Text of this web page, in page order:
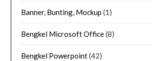
Banner, Bunting, Mockup (1)
Bengkel Microsoft Office(8)
Bengkel Powerpoint(42)